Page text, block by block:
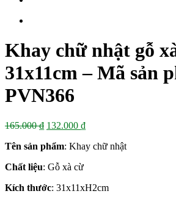
Khay chữ nhật gỗ
31x11cm – Mã sản
PVN366
165.000₫ Giá
là:
132.000 ₫Giá
tại
Tên sản phẩm: Khay chữ nhật
Chất liệu: Gỗ xà cừ
Kích thước: 31x11xH2cm